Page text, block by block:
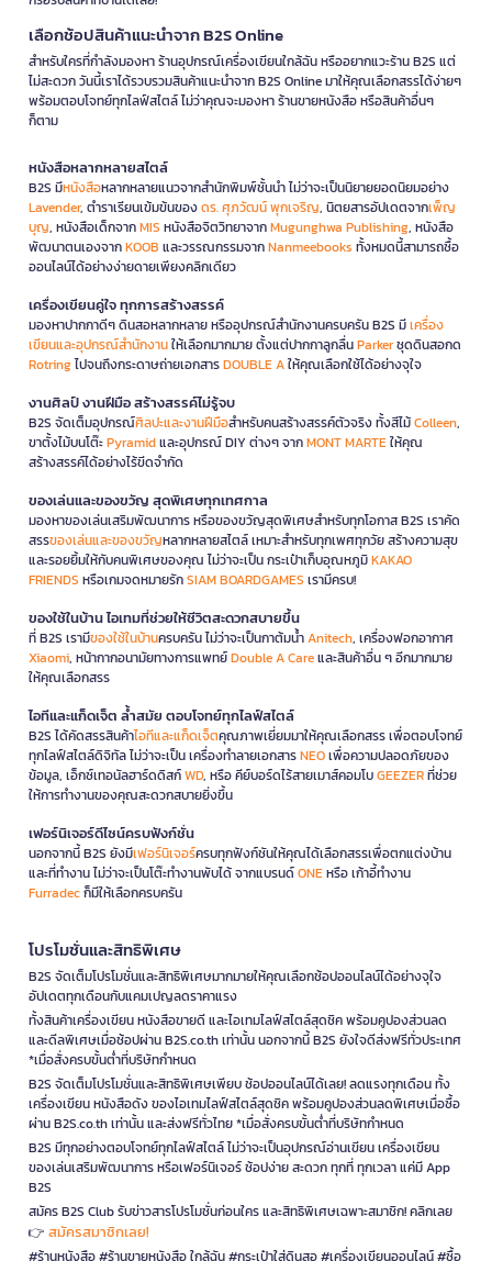
เลือกช้อปสินค้าแนะนำจาก B2S Online
สำหรับใครที่กำลังมองหา ร้านอุปกรณ์เครื่องเขียนใกล้ฉัน หรืออยากแวะร้าน B2S แต่
ไม่สะดวก วันนี้เราได้รวบรวมสินค้าแนะนำจาก B2S Online มาให้คุณเลือกสรรได้ง่ายๆ
พร้อมตอบโจทย์ทุกไลฟ์สไตล์ ไม่ว่าคุณจะมองหา ร้านขายหนังสือ หรือสินค้าอื่นๆ
ก็ตาม
หนังสือหลากหลายสไตล์
B2S มีหนังสือหลากหลายแนวจากสำนักพิมพ์ชั้นนำ ไม่ว่าจะเป็นนิยายยอดนิยมอย่าง
Lavender, ตำราเรียนเข้มข้นของดร. ศุภวัฒน์ พุกเจริญ, นิตยสารอัปเดตจากเพ็ญ
บุญ, หนังสือเด็กจากMIS หนังสือจิตวิทยาจากMugunghwa Publishing, หนังสือ
พัฒนาตนเองจากKOOB และวรรณกรรมจากNanmeebooks ทั้งหมดนี้สามารถซื้อ
ออนไลน์ได้อย่างง่ายดายเพียงคลิกเดียว
เครื่องเขียนคู่ใจ ทุกการสร้างสรรค์
มองหาปากกาดีๆ ดินสอหลากหลาย หรืออุปกรณ์สำนักงานครบครัน B2S มีเครื่อง
เขียนและอุปกรณ์สำนักงานให้เลือกมากมาย ตั้งแต่ปากกาลูกลื่นParkerชุดดินสอกด
Rotringไปจนถึงกระดาษถ่ายเอกสารDOUBLE Aให้คุณเลือกใช้ได้อย่างจุใจ
งานศิลป์ งานฝีมือ สร้างสรรค์ไม่รู้จบ
B2S จัดเต็มอุปกรณ์ศิลปะและงานฝีมือสำหรับคนสร้างสรรค์ตัวจริง ทั้งสีไม้Colleen,
ขาตั้งไม้บนโต๊ะPyramidและอุปกรณ์ DIY ต่างๆ จากMONT MARTEให้คุณ
สร้างสรรค์ได้อย่างไร้ขีดจำกัด
ของเล่นและของขวัญ สุดพิเศษทุกเทศกาล
มองหาของเล่นเสริมพัฒนาการ หรือของขวัญสุดพิเศษสำหรับทุกโอกาส B2S เราคัด
สรรของเล่นและของขวัญหลากหลายสไตล์ เหมาะสำหรับทุกเพศทุกวัย สร้างความสุข
และรอยยิ้มให้กับคนพิเศษของคุณ ไม่ว่าจะเป็น กระเป๋าเก็บอุณหภูมิKAKAO
FRIENDS หรือเกมจดหมายรักSIAM BOARDGAMES เรามีครบ!
ของใช้ในบ้าน ไอเทมที่ช่วยให้ชีวิตสะดวกสบายขึ้น
ที่ B2S เรามีของใช้ในบ้านครบครัน ไม่ว่าจะเป็นกาต้มน้ำAnitech, เครื่องฟอกอากาศ
Xiaomi, หน้ากากอนามัยทางการแพทย์Double A Careและสินค้าอื่น ๆ อีกมากมาย
ให้คุณเลือกสรร
ไอทีและแก็ดเจ็ต ล้ำสมัย ตอบโจทย์ทุกไลฟ์สไตล์
B2S ได้คัดสรรสินค้าไอทีและแก็ดเจ็ตคุณภาพเยี่ยมมาให้คุณเลือกสรร เพื่อตอบโจทย์
ทุกไลฟ์สไตล์ดิจิทัล ไม่ว่าจะเป็น เครื่องทำลายเอกสารNEOเพื่อความปลอดภัยของ
ข้อมูล, เอ็กซ์เทอนัลฮาร์ดดิสก์WD, หรือ คีย์บอร์ดไร้สายเมาส์คอมโบGEEZERที่ช่วย
ให้การทำงานของคุณสะดวกสบายยิ่งขึ้น
เฟอร์นิเจอร์ดีไซน์ครบฟังก์ชั่น
นอกจากนี้ B2S ยังมีเฟอร์นิเจอร์ครบทุกฟังก์ชันให้คุณได้เลือกสรรเพื่อตกแต่งบ้าน
และที่ทำงาน ไม่ว่าจะเป็นโต๊ะทำงานพับได้ จากแบรนด์ONEหรือ เก้าอี้ทำงาน
Furradecก็มีให้เลือกครบครัน
โปรโมชั่นและสิทธิพิเศษ
B2S จัดเต็มโปรโมชั่นและสิทธิพิเศษมากมายให้คุณเลือกช้อปออนไลน์ได้อย่างจุใจ
อัปเดตทุกเดือนกับแคมเปญลดราคาแรง
ทั้งสินค้าเครื่องเขียน หนังสือขายดี และไอเทมไลฟ์สไตล์สุดชิค พร้อมคูปองส่วนลด
และดีลพิเศษเมื่อช้อปผ่าน B2S.co.th เท่านั้น นอกจากนี้ B2S ยังใจดีส่งฟรีทั่วประเทศ
*เมื่อสั่งครบขั้นต่ำที่บริษัทกำหนด
B2S จัดเต็มโปรโมชั่นและสิทธิพิเศษเพียบ ช้อปออนไลน์ได้เลย! ลดแรงทุกเดือน ทั้ง
เครื่องเขียน หนังสือดัง ของไอเทมไลฟ์สไตล์สุดชิค พร้อมคูปองส่วนลดพิเศษเมื่อซื้อ
ผ่าน B2S.co.th เท่านั้น และส่งฟรีทั่วไทย *เมื่อสั่งครบขั้นต่ำที่บริษัทกำหนด
B2S มีทุกอย่างตอบโจทย์ทุกไลฟ์สไตล์ ไม่ว่าจะเป็นอุปกรณ์อ่านเขียน เครื่องเขียน
ของเล่นเสริมพัฒนาการ หรือเฟอร์นิเจอร์ ช้อปง่าย สะดวก ทุกที่ ทุกเวลา แค่มี App
B2S
สมัคร B2S Club รับข่าวสารโปรโมชั่นก่อนใคร และสิทธิพิเศษเฉพาะสมาชิก! คลิกเลย
👉 สมัครสมาชิกเลย!
#ร้านหนังสือ #ร้านขายหนังสือ ใกล้ฉัน #กระเป๋าใส่ดินสอ #เครื่องเขียนออนไลน์ #ซื้อ